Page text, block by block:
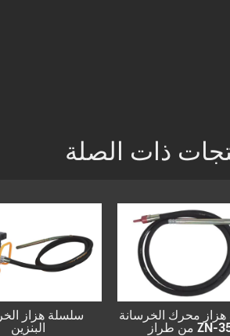
ذات الصلة
سلسلة
محرك هزاز محرك الخرسانة
من طراز ZN-35